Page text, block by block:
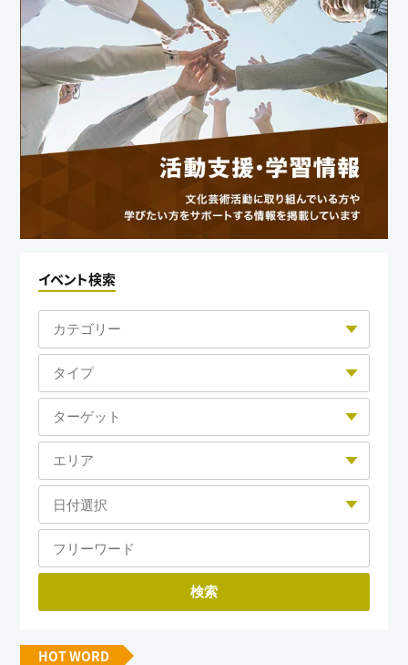
イベント検索
HOT WORD